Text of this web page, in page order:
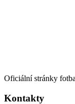
Oficiální stránky
Kontakty